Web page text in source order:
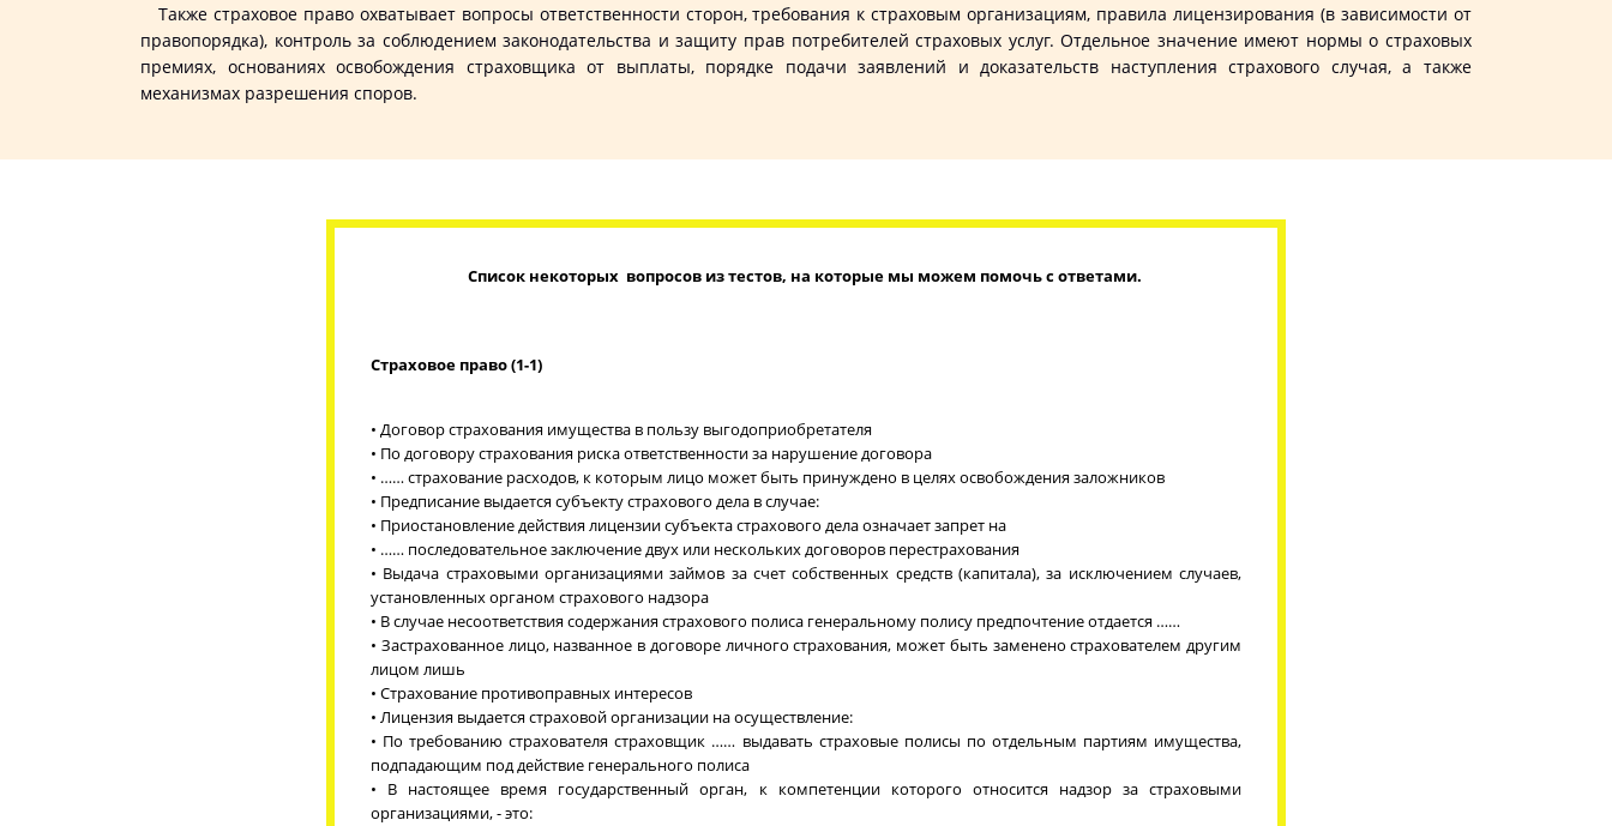
Также страховое право охватывает вопросы ответственности сторон, требования к страховым организациям, правила лицензирования (в зависимости от
правопорядка), контроль за соблюдением законодательства и защиту прав потребителей страховых услуг. Отдельное значение имеют нормы о страховых
премиях, основаниях освобождения страховщика от выплаты, порядке подачи заявлений и доказательств наступления страхового случая, а также
механизмах разрешения споров.
Список некоторых вопросов из тестов, на которые мы можем помочь с ответами.
Страховое право (1-1)
• Договор страхования имущества в пользу выгодоприобретателя
• По договору страхования риска ответственности за нарушение договора
• …… страхование расходов, к которым лицо может быть принуждено в целях освобождения заложников
• Предписание выдается субъекту страхового дела в случае:
• Приостановление действия лицензии субъекта страхового дела означает запрет на
• …… последовательное заключение двух или нескольких договоров перестрахования
• Выдача страховыми организациями займов за счет собственных средств (капитала), за исключением случаев,
установленных органом страхового надзора
• В случае несоответствия содержания страхового полиса генеральному полису предпочтение отдается ……
• Застрахованное лицо, названное в договоре личного страхования, может быть заменено страхователем другим
лицом лишь
• Страхование противоправных интересов
• Лицензия выдается страховой организации на осуществление:
• По требованию страхователя страховщик …… выдавать страховые полисы по отдельным партиям имущества,
подпадающим под действие генерального полиса
• В настоящее время государственный орган, к компетенции которого относится надзор за страховыми
организациями, - это: